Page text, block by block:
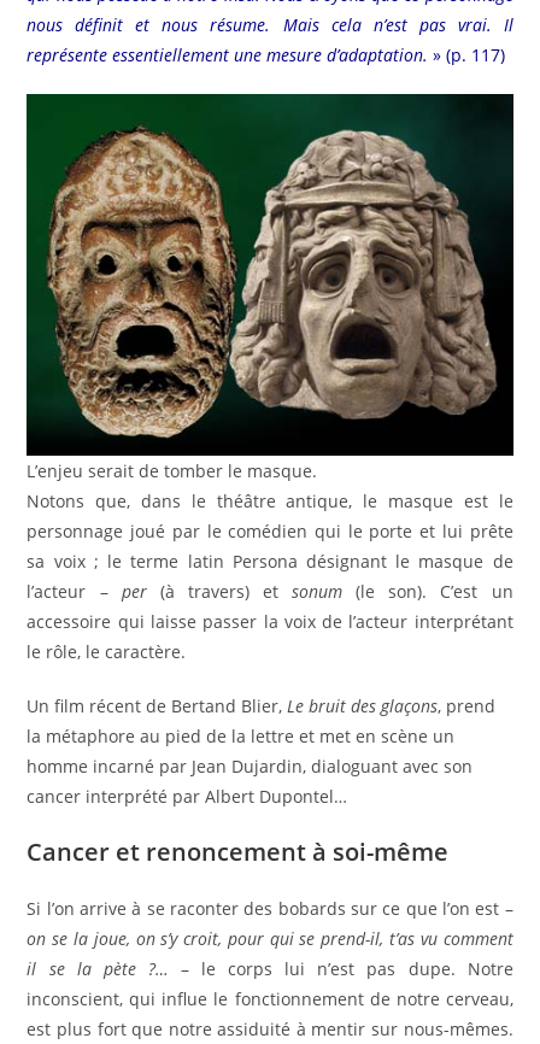
nous définit et nous résume. Mais cela n’est pas vrai. Il
représente essentiellement une mesure d’adaptation.» (p. 117)
L’enjeu serait de tomber le masque.
Notons que, dans le théâtre antique, le masque est le
personnage joué par le comédien qui le porte et lui prête
sa voix ; le terme latin Persona désignant le masque de
l’acteur – per(à travers) etsonum (le son). C’est un
accessoire qui laisse passer la voix de l’acteur interprétant
le rôle, le caractère.
Un film récent de Bertand Blier, Le bruit des glaçons, prend
la métaphore au pied de la lettre et met en scène un
homme incarné par Jean Dujardin, dialoguant avec son
cancer interprété par Albert Dupontel…
Cancer et renoncement à soi-même
Si l’on arrive à se raconter des bobards sur ce que l’on est –
on se la joue, on s’y croit, pour qui se prend-il, t’as vu comment
il se la pète ?… – le corps lui n’est pas dupe. Notre
inconscient, qui influe le fonctionnement de notre cerveau,
est plus fort que notre assiduité à mentir sur nous-mêmes.